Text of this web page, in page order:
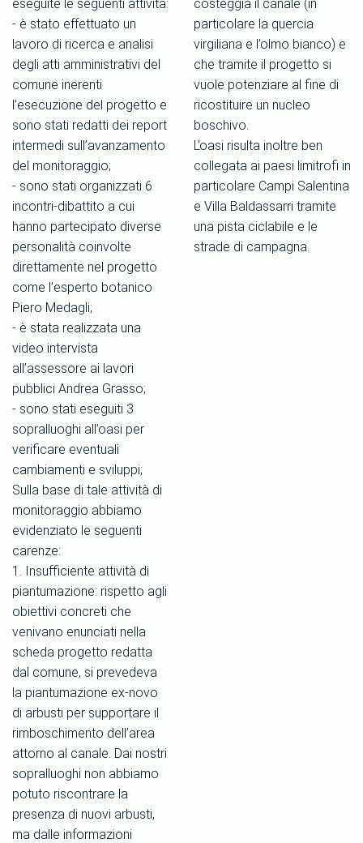
eseguite le seguenti attività:
- è stato effettuato un
lavoro di ricerca e analisi
degli atti amministrativi del
comune inerenti
l’esecuzione del progetto e
sono stati redatti dei report
intermedi sull’avanzamento
del monitoraggio;
- sono stati organizzati 6
incontri-dibattito a cui
hanno partecipato diverse
personalità coinvolte
direttamente nel progetto
come l’esperto botanico
Piero Medagli;
- è stata realizzata una
video intervista
all’assessore ai lavori
pubblici Andrea Grasso;
- sono stati eseguiti 3
sopralluoghi all’oasi per
verificare eventuali
cambiamenti e sviluppi;
Sulla base di tale attività di
monitoraggio abbiamo
evidenziato le seguenti
carenze:
1. Insufficiente attività di
piantumazione: rispetto agli
obiettivi concreti che
venivano enunciati nella
scheda progetto redatta
dal comune, si prevedeva
la piantumazione ex-novo
di arbusti per supportare il
rimboschimento dell’area
attorno al canale. Dai nostri
sopralluoghi non abbiamo
potuto riscontrare la
presenza di nuovi arbusti,
ma dalle informazioni
costeggia il canale (in
particolare la quercia
virgiliana e l’olmo bianco) e
che tramite il progetto si
vuole potenziare al fine di
ricostituire un nucleo
boschivo.
L’oasi risulta inoltre ben
collegata ai paesi limitrofi in
particolare Campi Salentina
e Villa Baldassarri tramite
una pista ciclabile e le
strade di campagna.